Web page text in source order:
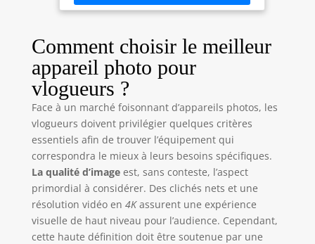
moment.
vidéos YouTube et les clips de voyage. La
connexion WiFi et l’application permettent la prise
lecture. 【Objectifs grand angle & macro inclus】
L’objectif grand angle 52mm est utile pour les
paysages, les photos de groupe, les intérieurs et
les scènes de voyage. L’objectif macro permet de
photographier des détails comme les fleurs, les
plats, les petits objets et les textures. Le zoom
【Micro externe pour vlog et création de
contenu】Le micro externe inclus et la prise audio
3,5 mm rendent l’appareil plus pratique pour les
vlogs, les vidéos de voyage, les présentations de
produits, les vidéos familiales et les contenus pour
réseaux sociaux. 【Kit complet prêt à l’emploi】Le
coffret comprend l’appareil photo, 2 batteries,
câble Type-C, objectif grand angle 52mm, objectif
macro 52mm, micro externe, carte TF 32Go,
lecteur de carte, chargeur, dragonne, sacoche et
manuel. Un choix pratique pour débutants,
étudiants, voyageurs et créateurs en herbe.
Comment choisir le meilleur
appareil photo pour
vlogueurs ?
Face à un marché foisonnant d’appareils photos, les
vlogueurs doivent privilégier quelques critères
essentiels afin de trouver l’équipement qui
correspondra le mieux à leurs besoins spécifiques.
La qualité d’imageest, sans conteste, l’aspect
primordial à considérer. Des clichés nets et une
résolution vidéo en 4Kassurent une expérience
visuelle de haut niveau pour l’audience. Cependant,
cette haute définition doit être soutenue par une